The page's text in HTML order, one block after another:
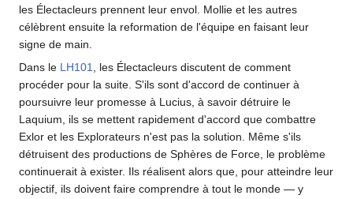
les Électacleurs prennent leur envol. Mollie et les autres
célèbrent ensuite la reformation de l'équipe en faisant leur
signe de main.
Dans le LH101, les Électacleurs discutent de comment
procéder pour la suite. S'ils sont d'accord de continuer à
poursuivre leur promesse à Lucius, à savoir détruire le
Laquium, ils se mettent rapidement d'accord que combattre
Exlor et les Explorateurs n'est pas la solution. Même s'ils
détruisent des productions de Sphères de Force, le problème
continuerait à exister. Ils réalisent alors que, pour atteindre leur
objectif, ils doivent faire comprendre à tout le monde — y